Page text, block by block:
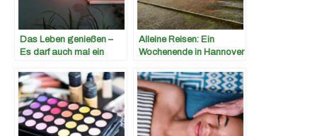
Das Leben genießen –
Es darf auch mal ein
Alleine Reisen: Ein
Wochenende in Hannover